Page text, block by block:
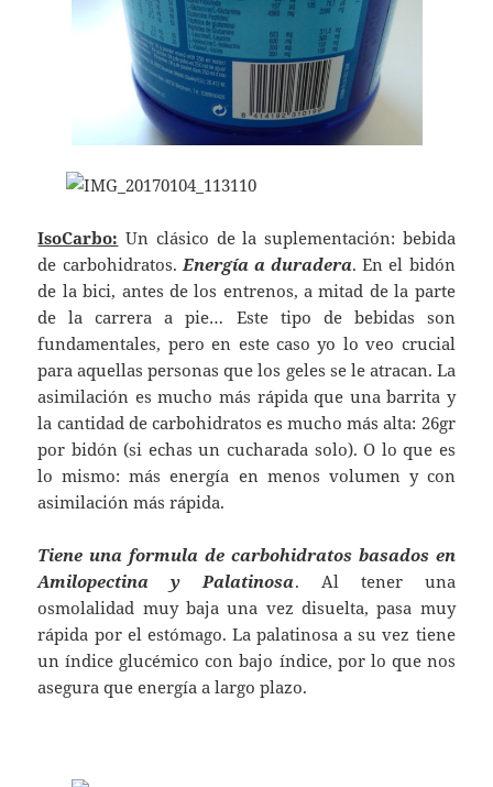
IsoCarbo: Un clásico de la suplementación: bebida
de carbohidratos. Energía a duradera. En el bidón
de la bici, antes de los entrenos, a mitad de la parte
de la carrera a pie… Este tipo de bebidas son
fundamentales, pero en este caso yo lo veo crucial
para aquellas personas que los geles se le atracan. La
asimilación es mucho más rápida que una barrita y
la cantidad de carbohidratos es mucho más alta: 26gr
por bidón (si echas un cucharada solo). O lo que es
lo mismo: más energía en menos volumen y con
asimilación más rápida.
Tiene una formula de carbohidratos basados en
Amilopectina y Palatinosa. Al tener una
osmolalidad muy baja una vez disuelta, pasa muy
rápida por el estómago. La palatinosa a su vez tiene
un índice glucémico con bajo índice, por lo que nos
asegura que energía a largo plazo.